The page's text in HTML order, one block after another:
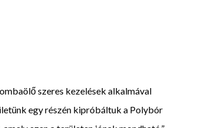
szeres kezelések alkalmával
egy részén kipróbáltuk a Polybór